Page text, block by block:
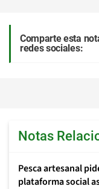
Comparte esta
redes sociales:
Notas
Pesca artesanal
plataforma social